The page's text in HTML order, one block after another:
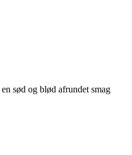
sød og blød afrundet smag